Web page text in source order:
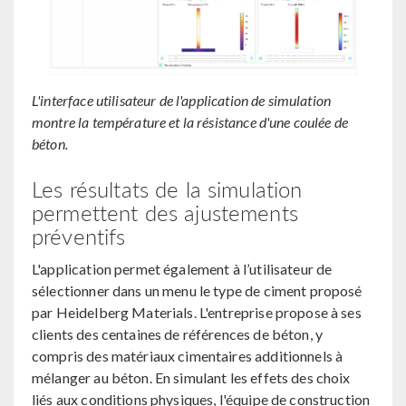
L'interface utilisateur de l'application de simulation
montre la température et la résistance d'une coulée de
béton.
Les résultats de la simulation
permettent des ajustements
préventifs
L'application permet également à l’utilisateur de
sélectionner dans un menu le type de ciment proposé
par Heidelberg Materials. L'entreprise propose à ses
clients des centaines de références de béton, y
compris des matériaux cimentaires additionnels à
mélanger au béton. En simulant les effets des choix
liés aux conditions physiques, l'équipe de construction